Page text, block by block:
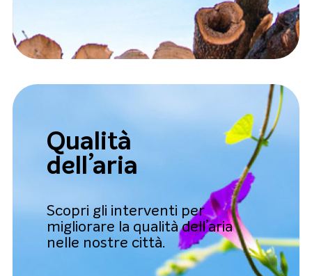
Qualità
dell’aria
Scopri gli interventi per
migliorare la qualità dell’aria
nelle nostre città.